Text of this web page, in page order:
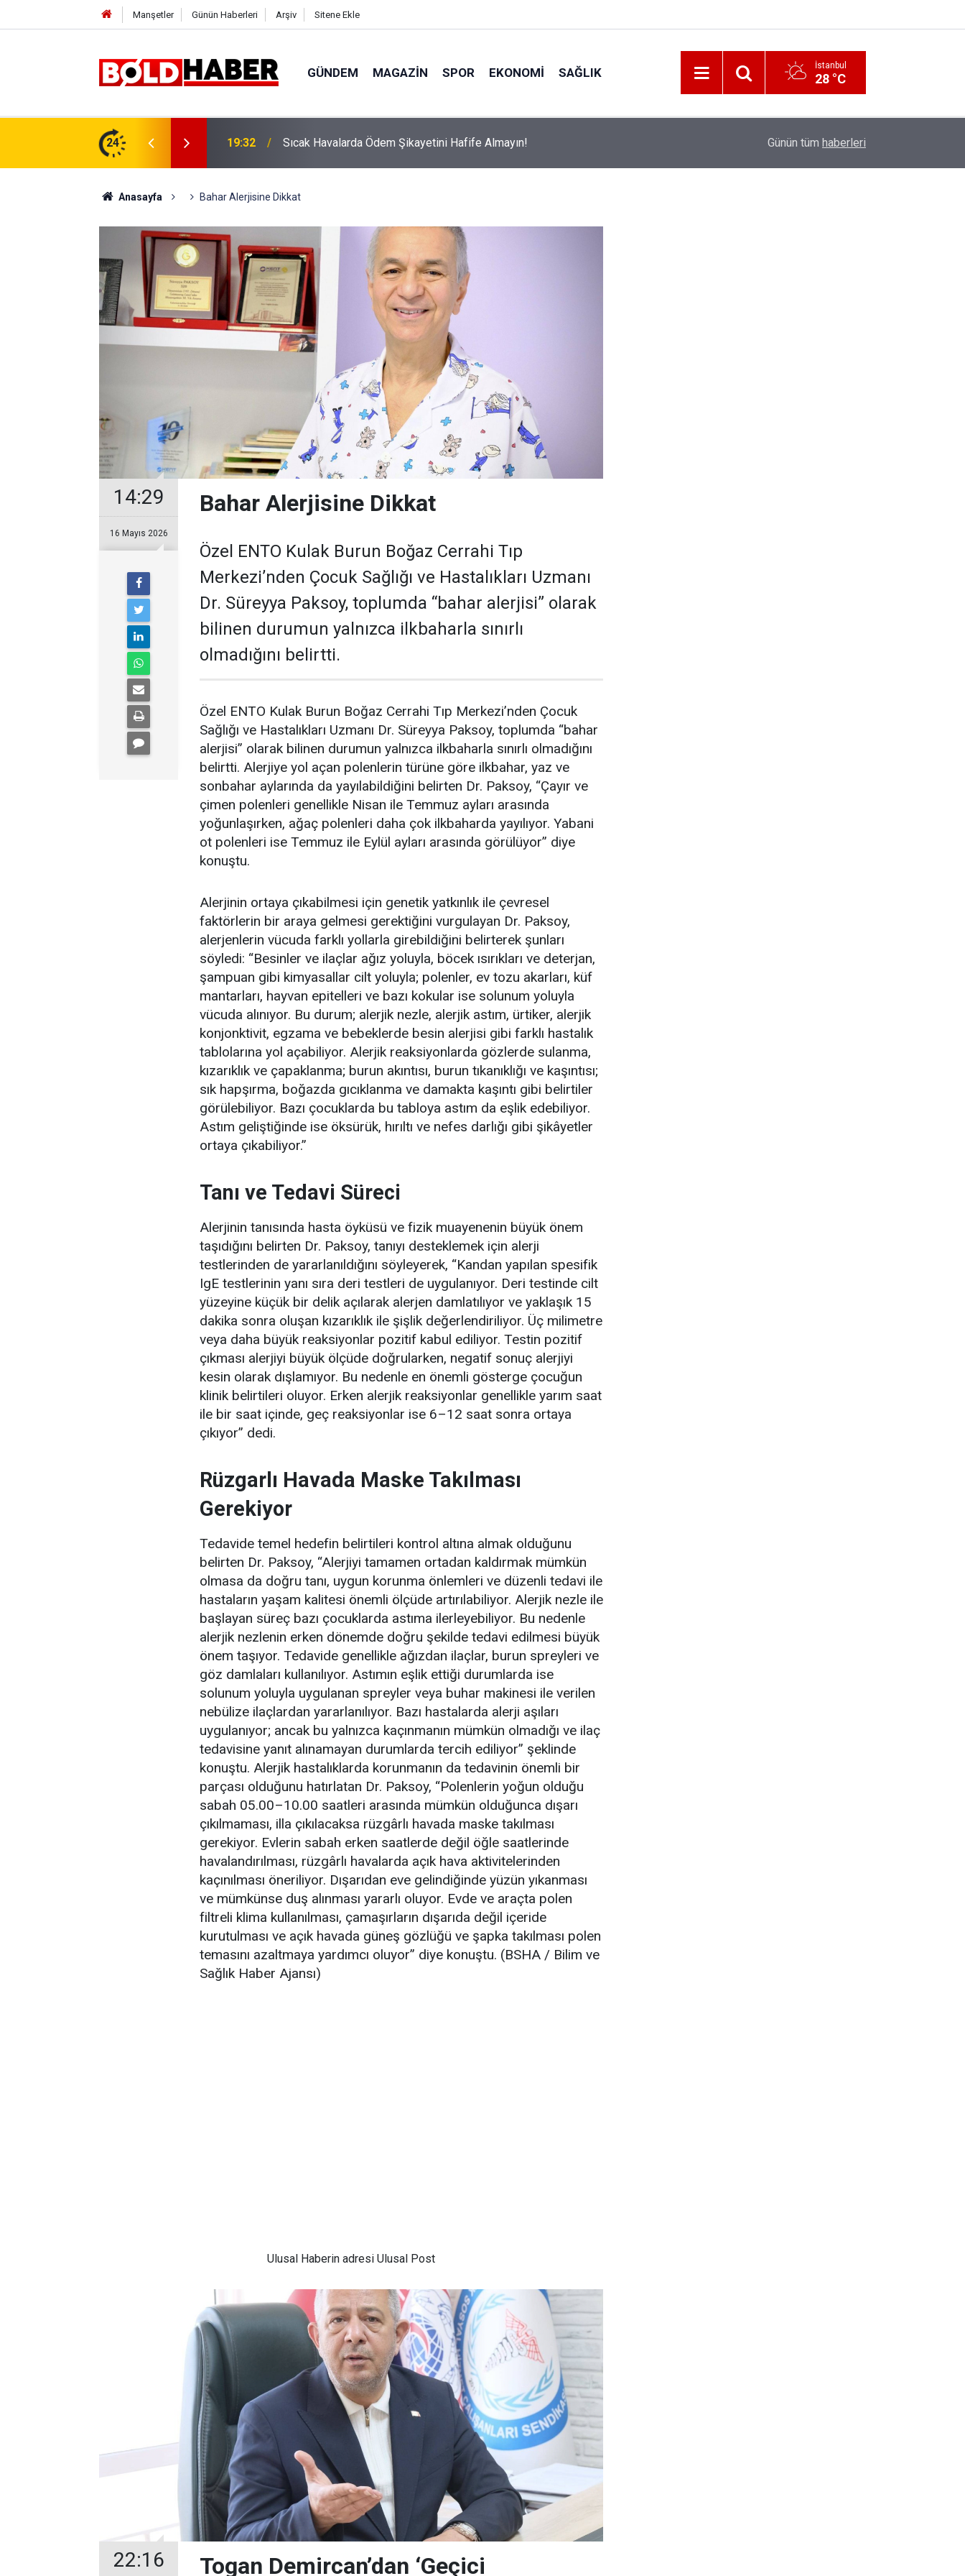
Manşetler Günün Haberleri Arşiv Sitene Ekle
GÜNDEM MAGAZIN SPOR EKONOMI SAĞLIK İstanbul
28 °C
24 19:32 Sıcak Havalarda Ödem Şikayetini Hafife Almayın! İzmir 112’de Kan Donduran İddialar!
Günün tüm haberleri
Anasayfa Bahar Alerjisine Dikkat
14:29
16 Mayıs 2026
Bahar Alerjisine Dikkat
Özel ENTO Kulak Burun Boğaz Cerrahi Tıp
Merkezi’nden Çocuk Sağlığı ve Hastalıkları Uzmanı
Dr. Süreyya Paksoy, toplumda “bahar alerjisi” olarak
bilinen durumun yalnızca ilkbaharla sınırlı
olmadığını belirtti.
Özel ENTO Kulak Burun Boğaz Cerrahi Tıp Merkezi’nden Çocuk
Sağlığı ve Hastalıkları Uzmanı Dr. Süreyya Paksoy, toplumda “bahar
alerjisi” olarak bilinen durumun yalnızca ilkbaharla sınırlı olmadığını
belirtti. Alerjiye yol açan polenlerin türüne göre ilkbahar, yaz ve
sonbahar aylarında da yayılabildiğini belirten Dr. Paksoy, “Çayır ve
çimen polenleri genellikle Nisan ile Temmuz ayları arasında
yoğunlaşırken, ağaç polenleri daha çok ilkbaharda yayılıyor. Yabani
ot polenleri ise Temmuz ile Eylül ayları arasında görülüyor” diye
konuştu.
Alerjinin ortaya çıkabilmesi için genetik yatkınlık ile çevresel
faktörlerin bir araya gelmesi gerektiğini vurgulayan Dr. Paksoy,
alerjenlerin vücuda farklı yollarla girebildiğini belirterek şunları
söyledi: “Besinler ve ilaçlar ağız yoluyla, böcek ısırıkları ve deterjan,
şampuan gibi kimyasallar cilt yoluyla; polenler, ev tozu akarları, küf
mantarları, hayvan epitelleri ve bazı kokular ise solunum yoluyla
vücuda alınıyor. Bu durum; alerjik nezle, alerjik astım, ürtiker, alerjik
konjonktivit, egzama ve bebeklerde besin alerjisi gibi farklı hastalık
tablolarına yol açabiliyor. Alerjik reaksiyonlarda gözlerde sulanma,
kızarıklık ve çapaklanma; burun akıntısı, burun tıkanıklığı ve kaşıntısı;
sık hapşırma, boğazda gıcıklanma ve damakta kaşıntı gibi belirtiler
görülebiliyor. Bazı çocuklarda bu tabloya astım da eşlik edebiliyor.
Astım geliştiğinde ise öksürük, hırıltı ve nefes darlığı gibi şikâyetler
ortaya çıkabiliyor.”
Tanı ve Tedavi Süreci
Alerjinin tanısında hasta öyküsü ve fizik muayenenin büyük önem
taşıdığını belirten Dr. Paksoy, tanıyı desteklemek için alerji
testlerinden de yararlanıldığını söyleyerek, “Kandan yapılan spesifik
IgE testlerinin yanı sıra deri testleri de uygulanıyor. Deri testinde cilt
yüzeyine küçük bir delik açılarak alerjen damlatılıyor ve yaklaşık 15
dakika sonra oluşan kızarıklık ile şişlik değerlendiriliyor. Üç milimetre
veya daha büyük reaksiyonlar pozitif kabul ediliyor. Testin pozitif
çıkması alerjiyi büyük ölçüde doğrularken, negatif sonuç alerjiyi
kesin olarak dışlamıyor. Bu nedenle en önemli gösterge çocuğun
klinik belirtileri oluyor. Erken alerjik reaksiyonlar genellikle yarım saat
ile bir saat içinde, geç reaksiyonlar ise 6–12 saat sonra ortaya
çıkıyor” dedi.
Rüzgarlı Havada Maske Takılması
Gerekiyor
Tedavide temel hedefin belirtileri kontrol altına almak olduğunu
belirten Dr. Paksoy, “Alerjiyi tamamen ortadan kaldırmak mümkün
olmasa da doğru tanı, uygun korunma önlemleri ve düzenli tedavi ile
hastaların yaşam kalitesi önemli ölçüde artırılabiliyor. Alerjik nezle ile
başlayan süreç bazı çocuklarda astıma ilerleyebiliyor. Bu nedenle
alerjik nezlenin erken dönemde doğru şekilde tedavi edilmesi büyük
önem taşıyor. Tedavide genellikle ağızdan ilaçlar, burun spreyleri ve
göz damlaları kullanılıyor. Astımın eşlik ettiği durumlarda ise
solunum yoluyla uygulanan spreyler veya buhar makinesi ile verilen
nebülize ilaçlardan yararlanılıyor. Bazı hastalarda alerji aşıları
uygulanıyor; ancak bu yalnızca kaçınmanın mümkün olmadığı ve ilaç
tedavisine yanıt alınamayan durumlarda tercih ediliyor” şeklinde
konuştu. Alerjik hastalıklarda korunmanın da tedavinin önemli bir
parçası olduğunu hatırlatan Dr. Paksoy, “Polenlerin yoğun olduğu
sabah 05.00–10.00 saatleri arasında mümkün olduğunca dışarı
çıkılmaması, illa çıkılacaksa rüzgârlı havada maske takılması
gerekiyor. Evlerin sabah erken saatlerde değil öğle saatlerinde
havalandırılması, rüzgârlı havalarda açık hava aktivitelerinden
kaçınılması öneriliyor. Dışarıdan eve gelindiğinde yüzün yıkanması
ve mümkünse duş alınması yararlı oluyor. Evde ve araçta polen
filtreli klima kullanılması, çamaşırların dışarıda değil içeride
kurutulması ve açık havada güneş gözlüğü ve şapka takılması polen
temasını azaltmaya yardımcı oluyor” diye konuştu. (BSHA / Bilim ve
Sağlık Haber Ajansı)
Ulusal Haberin adresi Ulusal Post
22:16 Togan Demircan’dan ‘Geçici